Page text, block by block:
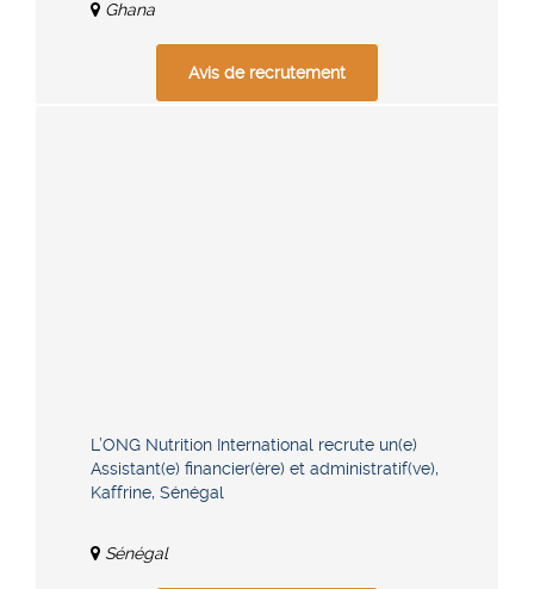
Ghana
Avis de recrutement
L’ONG Nutrition International recrute un(e)
Assistant(e) financier(ère) et administratif(ve),
Kaffrine, Sénégal
Sénégal